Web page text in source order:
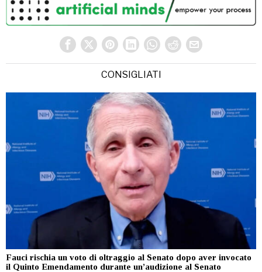
CONSIGLIATI
Fauci rischia un voto di oltraggio al Senato dopo aver invocato
il Quinto Emendamento durante un’audizione al Senato